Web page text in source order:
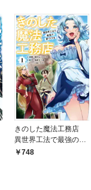
きのした魔法工務店
異世界工法で最強の家
づくりを（コミック）
748